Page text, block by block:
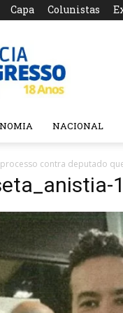
Capa Colunistas
NACIONAL
contra deputado